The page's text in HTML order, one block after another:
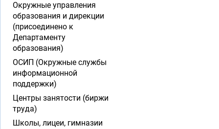
Окружные управления
образования и дирекции
(присоединено к
Департаменту
образования)
ОСИП (Окружные службы
информационной
поддержки)
Центры занятости (биржи
труда)
Школы, лицеи, гимназии